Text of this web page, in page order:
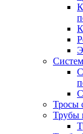
Тросы
Трубы